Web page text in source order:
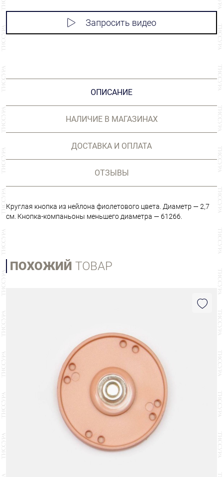
Запросить видео
ОПИСАНИЕ
НАЛИЧИЕ В МАГАЗИНАХ
ДОСТАВКА И ОПЛАТА
ОТЗЫВЫ
Круглая кнопка из нейлона фиолетового цвета. Диаметр — 2,7
см. Кнопка-компаньоны меньшего диаметра — 61266.
ПОХОЖИЙ ТОВАР